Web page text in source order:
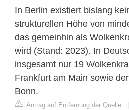
In Berlin existiert bislang
strukturellen Höhe von
das gemeinhin als
wird (Stand: 2023). In
insgesamt nur 19
Frankfurt am Main sowie
Bonn.
Antrag auf Entfernung der Quelle